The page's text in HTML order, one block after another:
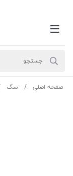
صفحه اصلی سگ